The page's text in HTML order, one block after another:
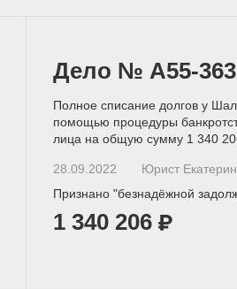
Дело № А55-
Полное списание долгов у
помощью процедуры
лица на общую сумму 1 340
28.09.2022 Юрист
Признано "безнадёжной
1 340 206